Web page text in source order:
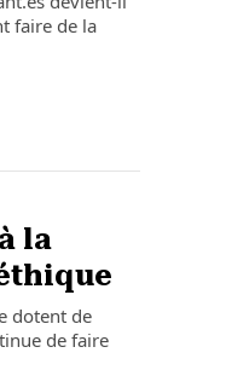
faire de la
la
dotent de
de faire